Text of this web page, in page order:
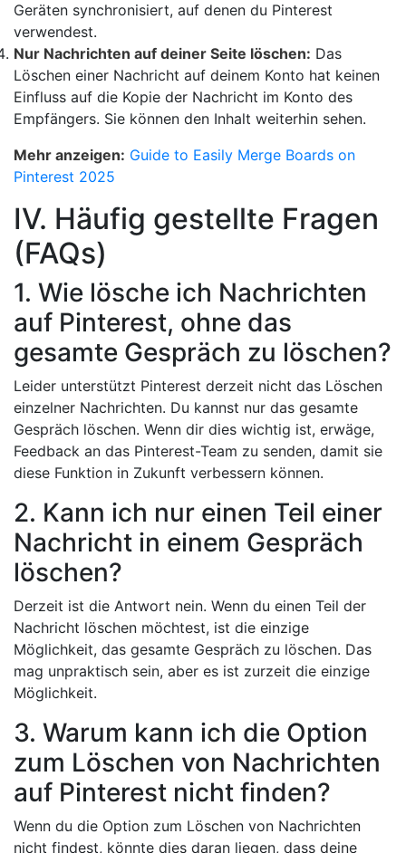
Geräten synchronisiert, auf denen du Pinterest
verwendest.
Nur Nachrichten auf deiner Seite löschen: Das
Löschen einer Nachricht auf deinem Konto hat keinen
Einfluss auf die Kopie der Nachricht im Konto des
Empfängers. Sie können den Inhalt weiterhin sehen.
Mehr anzeigen: Guide to Easily Merge Boards on
Pinterest 2025
IV. Häufig gestellte Fragen
(FAQs)
1. Wie lösche ich Nachrichten
auf Pinterest, ohne das
gesamte Gespräch zu löschen?
Leider unterstützt Pinterest derzeit nicht das Löschen
einzelner Nachrichten. Du kannst nur das gesamte
Gespräch löschen. Wenn dir dies wichtig ist, erwäge,
Feedback an das Pinterest-Team zu senden, damit sie
diese Funktion in Zukunft verbessern können.
2. Kann ich nur einen Teil einer
Nachricht in einem Gespräch
löschen?
Derzeit ist die Antwort nein. Wenn du einen Teil der
Nachricht löschen möchtest, ist die einzige
Möglichkeit, das gesamte Gespräch zu löschen. Das
mag unpraktisch sein, aber es ist zurzeit die einzige
Möglichkeit.
3. Warum kann ich die Option
zum Löschen von Nachrichten
auf Pinterest nicht finden?
Wenn du die Option zum Löschen von Nachrichten
nicht findest, könnte dies daran liegen, dass deine